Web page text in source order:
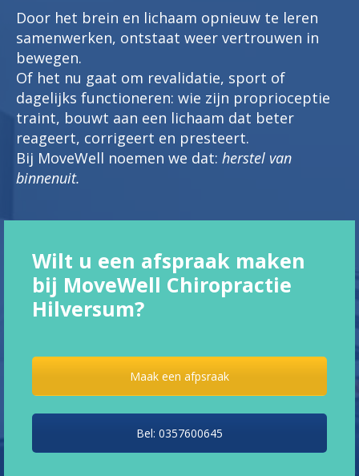
Door het brein en lichaam opnieuw te leren
samenwerken, ontstaat weer vertrouwen in
bewegen.
Of het nu gaat om revalidatie, sport of
dagelijks functioneren: wie zijn proprioceptie
traint, bouwt aan een lichaam dat beter
reageert, corrigeert en presteert.
Bij MoveWell noemen we dat: herstel van
binnenuit.
Wilt u een afspraak maken
bij MoveWell Chiropractie
Hilversum?
Maak een afpsraak
Bel: 0357600645